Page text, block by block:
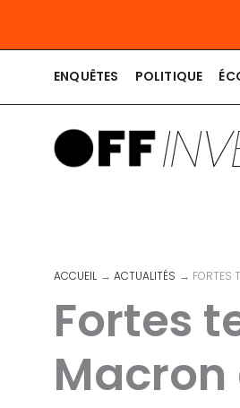
au
contenuENQUÊTES POLITIQUE
ACCUEIL ACTUALITÉS FORTES
Fortes
Macron